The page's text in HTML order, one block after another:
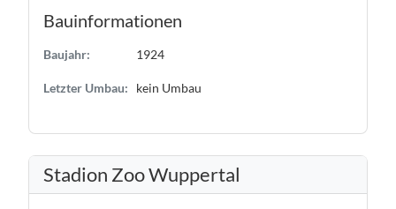
Bauinformationen
Baujahr: 1924
Letzter Umbau: kein Umbau
Stadion Zoo Wuppertal